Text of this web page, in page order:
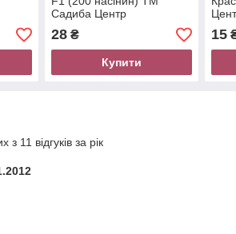
Садиба Центр
28₴
Купити
15
з 11 відгуків за рік